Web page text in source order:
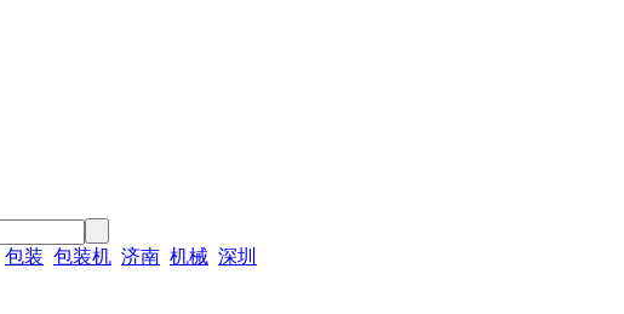
包装 包装机 济南 机械 深圳